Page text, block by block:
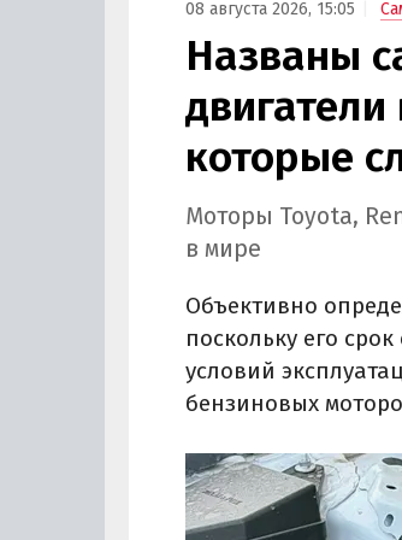
08 августа 2026, 15:05
Названы
которые
Моторы Toyota,
в мире
Объективно
поскольку его
условий
бензиновых